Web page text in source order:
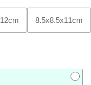
12cm 8.5x8.5x11cm